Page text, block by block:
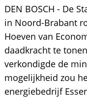
DEN BOSCH - De
in Noord-Brabant
Hoeven van
daadkracht te
verkondigde de
mogelijkheid zou
energiebedrijf